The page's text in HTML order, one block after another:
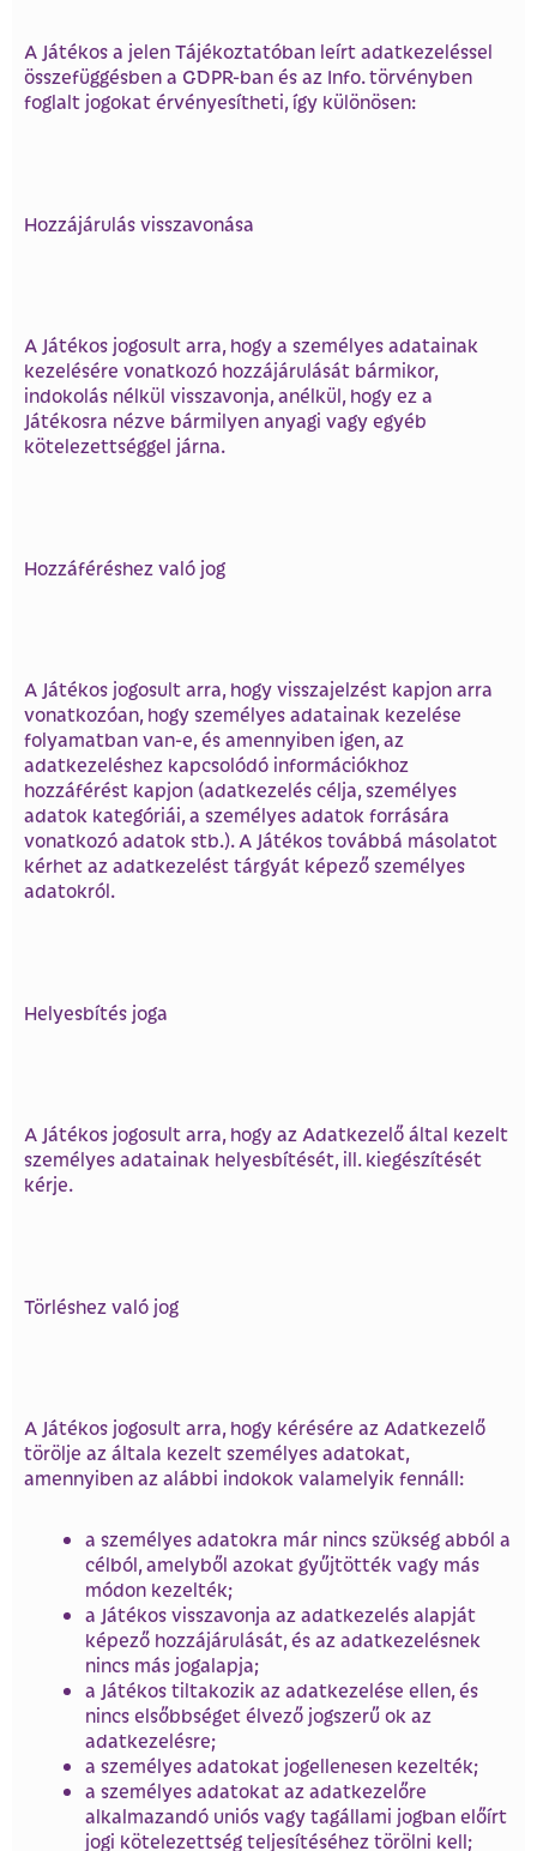
A Játékos a jelen Tájékoztatóban leírt adatkezeléssel
összefüggésben a GDPR-ban és az Info. törvényben
foglalt jogokat érvényesítheti, így különösen:
Hozzájárulás visszavonása
A Játékos jogosult arra, hogy a személyes adatainak
kezelésére vonatkozó hozzájárulását bármikor,
indokolás nélkül visszavonja, anélkül, hogy ez a
Játékosra nézve bármilyen anyagi vagy egyéb
kötelezettséggel járna.
Hozzáféréshez való jog
A Játékos jogosult arra, hogy visszajelzést kapjon arra
vonatkozóan, hogy személyes adatainak kezelése
folyamatban van-e, és amennyiben igen, az
adatkezeléshez kapcsolódó információkhoz
hozzáférést kapjon (adatkezelés célja, személyes
adatok kategóriái, a személyes adatok forrására
vonatkozó adatok stb.). A Játékos továbbá másolatot
kérhet az adatkezelést tárgyát képező személyes
adatokról.
Helyesbítés joga
A Játékos jogosult arra, hogy az Adatkezelő által kezelt
személyes adatainak helyesbítését, ill. kiegészítését
kérje.
Törléshez való jog
A Játékos jogosult arra, hogy kérésére az Adatkezelő
törölje az általa kezelt személyes adatokat,
amennyiben az alábbi indokok valamelyik fennáll:
a személyes adatokra már nincs szükség abból a
célból, amelyből azokat gyűjtötték vagy más
módon kezelték;
a Játékos visszavonja az adatkezelés alapját
képező hozzájárulását, és az adatkezelésnek
nincs más jogalapja;
a Játékos tiltakozik az adatkezelése ellen, és
nincs elsőbbséget élvező jogszerű ok az
adatkezelésre;
a személyes adatokat jogellenesen kezelték;
a személyes adatokat az adatkezelőre
alkalmazandó uniós vagy tagállami jogban előírt
jogi kötelezettség teljesítéséhez törölni kell;